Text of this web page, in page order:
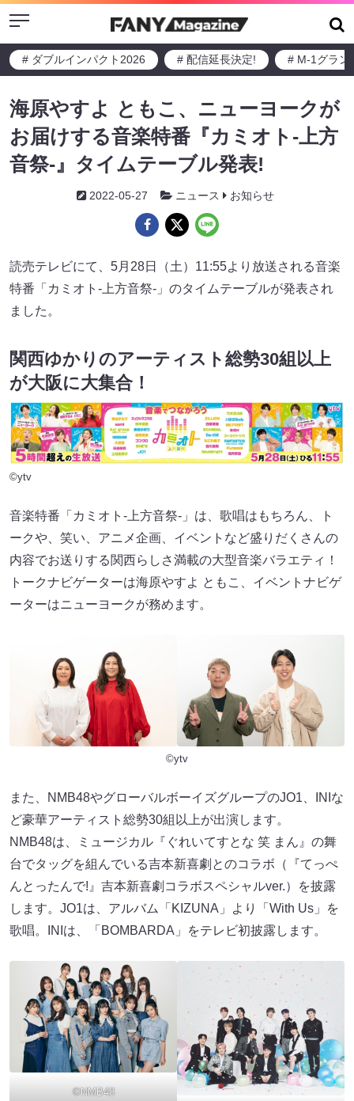
Menu
# ダブルインパクト2026 # 配信延長決定! # M-1グラン
海原やすよ ともこ、ニューヨークが
お届けする音楽特番『カミオト-上方
音祭-』タイムテーブル発表!
2022-05-27 ニュース お知らせ
読売テレビにて、5月28日（土）11:55より放送される音楽
特番「カミオト‐上方音祭‐」のタイムテーブルが発表され
ました。
関西ゆかりのアーティスト総勢30組以上
が大阪に大集合！
©ytv
音楽特番「カミオト‐上方音祭‐」は、歌唱はもちろん、ト
ークや、笑い、アニメ企画、イベントなど盛りだくさんの
内容でお送りする関西らしさ満載の大型音楽バラエティ！
トークナビゲーターは海原やすよ ともこ、イベントナビゲ
ーターはニューヨークが務めます。
©ytv
また、NMB48やグローバルボーイズグループのJO1、INIな
ど豪華アーティスト総勢30組以上が出演します。
NMB48は、ミュージカル『ぐれいてすとな 笑 まん』の舞
台でタッグを組んでいる吉本新喜劇とのコラボ（『てっぺ
んとったんで!』吉本新喜劇コラボスペシャルver.）を披露
します。JO1は、アルバム「KIZUNA」より「With Us」を
歌唱。INIは、「BOMBARDA」をテレビ初披露します。
©NMB48